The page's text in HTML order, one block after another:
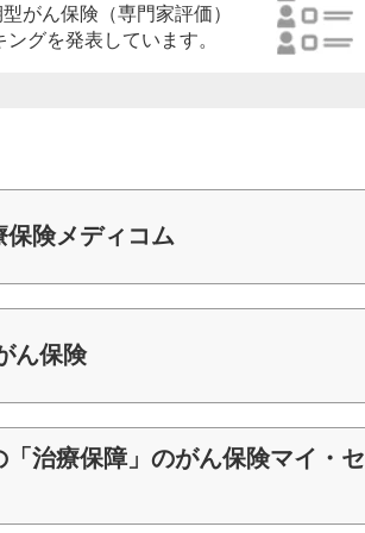
がん保険（専門家評価）
グを発表しています。
険メディコム
ん保険
治療保障」のがん保険マイ・セ